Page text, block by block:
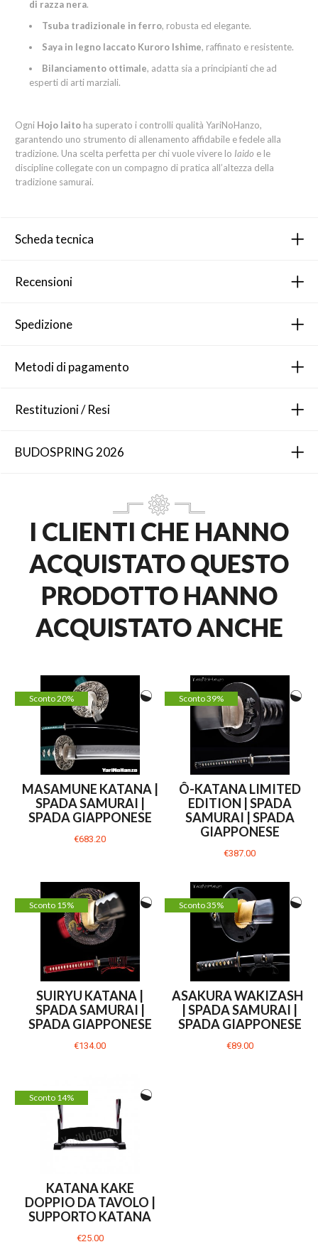
di razza nera.
Tsuba tradizionale in ferro, robusta ed elegante.
Saya in legno laccato Kuroro Ishime, raffinato e resistente.
Bilanciamento ottimale, adatta sia a principianti che ad
esperti di arti marziali.
Ogni Hojo Iaito ha superato i controlli qualità YariNoHanzo,
garantendo uno strumento di allenamento affidabile e fedele alla
tradizione. Una scelta perfetta per chi vuole vivere lo Iaido e le
discipline collegate con un compagno di pratica all’altezza della
tradizione samurai.
Scheda tecnica
Recensioni
Spedizione
Metodi di pagamento
Restituzioni / Resi
BUDOSPRING 2026
I CLIENTI CHE HANNO
ACQUISTATO QUESTO
PRODOTTO HANNO
ACQUISTATO ANCHE
Sconto 20%
MASAMUNE KATANA |
SPADA SAMURAI |
SPADA GIAPPONESE
€683.20
Sconto 39%
Ô-KATANA LIMITED
EDITION | SPADA
SAMURAI | SPADA
GIAPPONESE
€387.00
Sconto 15%
SUIRYU KATANA |
SPADA SAMURAI |
SPADA GIAPPONESE
€134.00
Sconto 35%
ASAKURA WAKIZASHI
| SPADA SAMURAI |
SPADA GIAPPONESE
€89.00
Sconto 14%
KATANA KAKE
DOPPIO DA TAVOLO |
SUPPORTO KATANA
€25.00